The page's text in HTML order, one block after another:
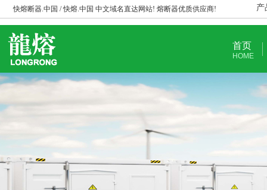
快熔断器.中国 / 快熔.中国 中文域名直达网站! 熔断器优质供应商! 产
首页
HOME